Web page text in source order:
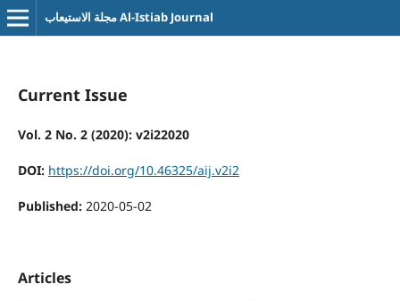
مجلة الاستيعاب Al-Istiab Journal
Current Issue
Vol. 2 No. 2 (2020): v2i22020
DOI: https://doi.org/10.46325/aij.v2i2
Published: 2020-05-02
Articles